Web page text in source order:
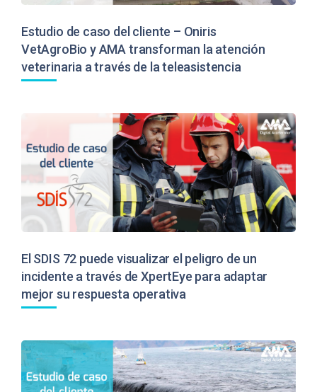
Estudio de caso del cliente – Oniris
VetAgroBio y AMA transforman la atención
veterinaria a través de la teleasistencia
El SDIS 72 puede visualizar el peligro de un
incidente a través de XpertEye para adaptar
mejor su respuesta operativa